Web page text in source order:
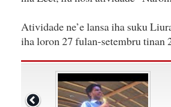
Atividade ne’e lansa iha suku
iha loron 27 fulan-setembru tinan